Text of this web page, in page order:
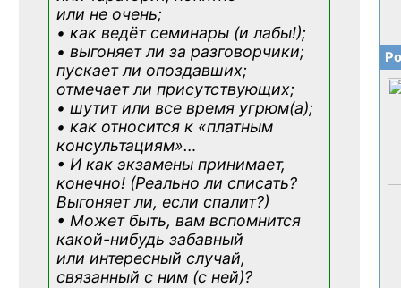
или не очень;
• как ведёт семинары (и лабы!);
• выгоняет ли за разговорчики;
пускает ли опоздавших;
отмечает ли присутствующих;
• шутит или все время угрюм(а);
• как относится к «платным
консультациям»…
• И как экзамены принимает,
конечно! (Реально ли списать?
Выгоняет ли, если спалит?)
• Может быть, вам вспомнится
какой-нибудь забавный
или интересный случай,
связанный с ним (с ней)?